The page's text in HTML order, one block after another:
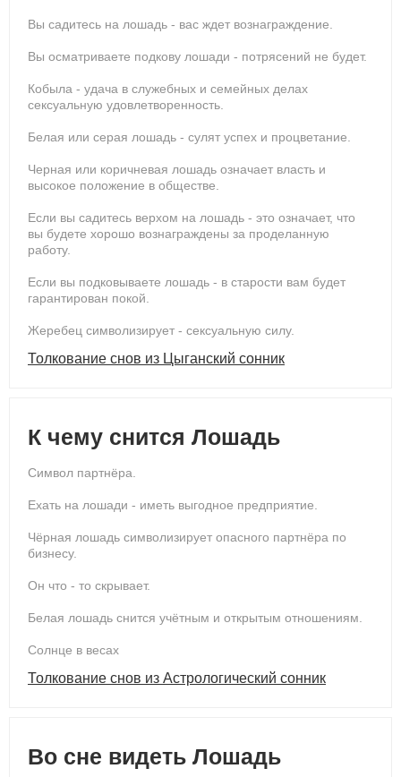
Вы садитесь на лошадь - вас ждет вознаграждение.
Вы осматриваете подкову лошади - потрясений не будет.
Кобыла - удача в служебных и семейных делах
сексуальную удовлетворенность.
Белая или серая лошадь - сулят успех и процветание.
Черная или коричневая лошадь означает власть и
высокое положение в обществе.
Если вы садитесь верхом на лошадь - это означает, что
вы будете хорошо вознаграждены за проделанную
работу.
Если вы подковываете лошадь - в старости вам будет
гарантирован покой.
Жеребец символизирует - сексуальную силу.
Толкование снов из Цыганский сонник
К чему снится Лошадь
Символ партнёра.
Ехать на лошади - иметь выгодное предприятие.
Чёрная лошадь символизирует опасного партнёра по
бизнесу.
Он что - то скрывает.
Белая лошадь снится учётным и открытым отношениям.
Солнце в весах
Толкование снов из Астрологический сонник
Во сне видеть Лошадь